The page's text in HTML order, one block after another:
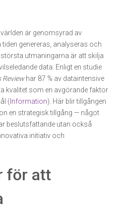
är genomsyrad av
genereras, analyseras och
utmaningarna är att skilja
data. Enligt en studie
Reviewhar 87 % av dataintensive
kvalitet som en avgörande faktor
(Information). Här blir tillgången
en strategisk tillgång — något
beslutsfattande utan också
initiativ och
för att